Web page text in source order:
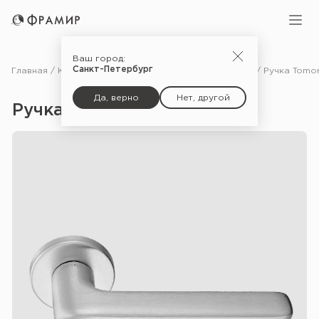
Ваш город:
Санкт-Петербург
Да, верно Нет, другой
Главная Каталог Фурнитура
Ручка Tomorrow — CSA